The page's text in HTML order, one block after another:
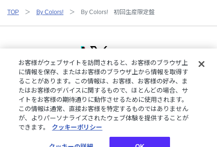
TOP By Colors! By Colors! 初回生産限定盤
ご利用規約プライバシーポリシー
特定商取引法に基づく表記
ご利用ガイドよくある質問お問い合わせにじさんじ公式サイト
クッキーの詳細
お客様がウェブサイトを訪問されると、お客様のブラウザ上
に情報を保存、またはお客様のブラウザ上から情報を取得す
ることがあります。この情報は、お客様、お客様の好み、ま
たはお客様のデバイスに関するもので、ほとんどの場合、サ
イトをお客様の期待通りに動作させるために使用されます。
この情報は通常、直接お客様を特定するものではありません
が、よりパーソナライズされたウェブ体験を提供することが
できます。
クッキーポリシー